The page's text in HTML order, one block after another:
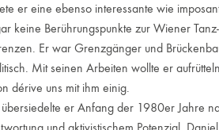
er eine ebenso interessante wie
keine Berührungspunkte zur Wiener
Er war Grenzgänger und
Mit seinen Arbeiten wollte er
dérive uns mit ihm einig.
er Anfang der 1980er Jahre